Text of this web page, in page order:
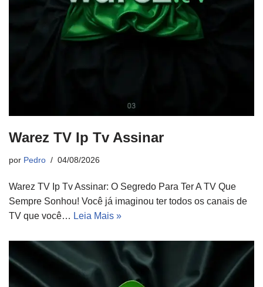
Warez TV Ip Tv Assinar
por Pedro 04/08/2026
Warez TV Ip Tv Assinar: O Segredo Para Ter A TV Que
Sempre Sonhou! Você já imaginou ter todos os canais de
TV que você… Leia Mais »